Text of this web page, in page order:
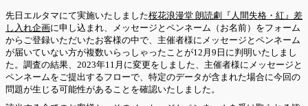
先日エルタマにて実施いたしました桜花浪漫堂 朗読劇『人間失格・紅』差
し入れ企画に申し込まれ、メッセージとペンネーム（お名前）をフォーム
からご登録いただいたお客様の中で、主催者様にメッセージとペンネーム
が届いていない方が複数いらっしゃったことが12月9日に判明いたしまし
た。調査の結果、2023年11月に変更をしました、主催者様にメッセージと
ペンネームをご提出するフローで、特定のデータが含まれた場合に今回の
問題が生じる可能性があることを確認いたしました。